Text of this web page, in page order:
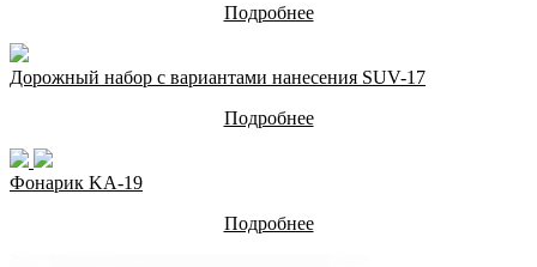
Подробнее
Дорожный набор с вариантами нанесения SUV-17
Подробнее
Фонарик KA-19
Подробнее